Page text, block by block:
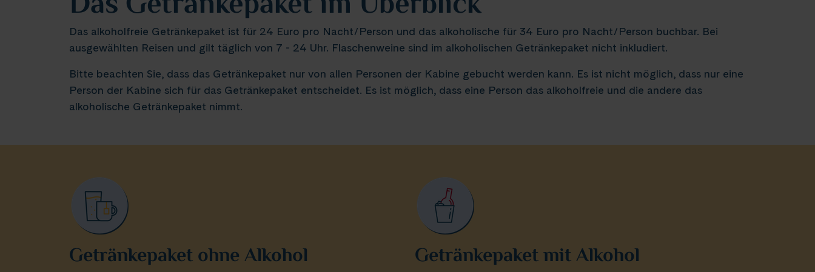
Das alkoholfreie Getränkepaket ist für 24 Euro pro Nacht/Person und das alkoholische für 34 Euro pro Nacht/Person buchbar. Bei
ausgewählten Reisen und gilt täglich von 7 - 24 Uhr. Flaschenweine sind im alkoholischen Getränkepaket nicht inkludiert.
Bitte beachten Sie, dass das Getränkepaket nur von allen Personen der Kabine gebucht werden kann. Es ist nicht möglich, dass nur eine
Person der Kabine sich für das Getränkepaket entscheidet. Es ist möglich, dass eine Person das alkoholfreie und die andere das
alkoholische Getränkepaket nimmt.
Getränkepaket ohne Alkohol Getränkepaket mit Alkohol